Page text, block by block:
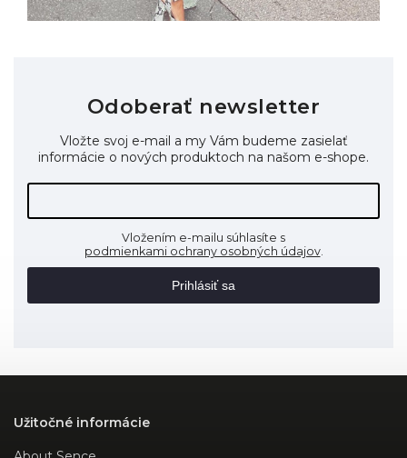
Odoberať newsletter
Vložte svoj e-mail a my Vám budeme zasielať
informácie o nových produktoch na našom e-shope.
podmienkami ochrany osobných údajov.
Prihlásiť sa
Užitočné informácie